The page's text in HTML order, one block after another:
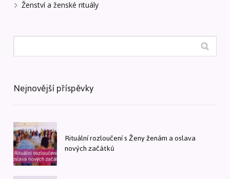
Ženství a ženské rituály
Nejnovější příspěvky
Rituální rozloučení s Ženy ženám a oslava
nových začátků